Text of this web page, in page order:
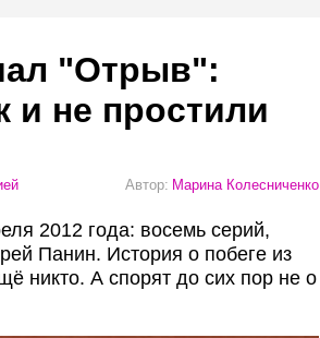
"Отрыв":
и не простили
Автор: Марина Колесниченко
2012 года: восемь серий,
Панин. История о побеге из
никто. А спорят до сих пор не о